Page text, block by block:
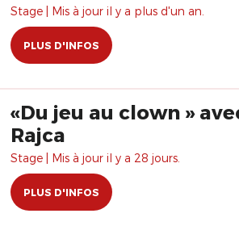
Stage | Mis à jour il y a plus d'un an.
PLUS D'INFOS
«Du jeu au clown »
Rajca
Stage | Mis à jour il y a 28 jours.
PLUS D'INFOS